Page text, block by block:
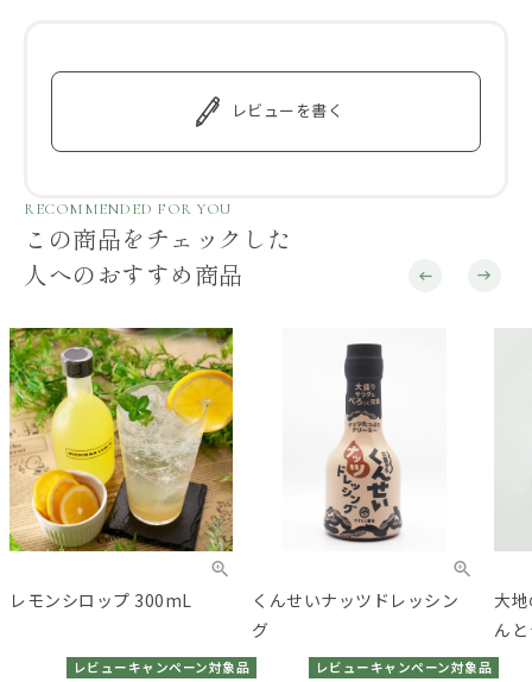
レビューを書く
RECOMMENDED FOR YOU
この商品をチェックした
人へのおすすめ商品
レモンシロップ 300mL
レビューキャンペーン対象品
くんせいナッツドレッシン
グ
レビューキャンペーン対象品
大
ん